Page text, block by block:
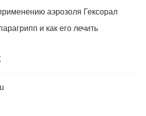
аэрозоля Гексорал
и как его лечить